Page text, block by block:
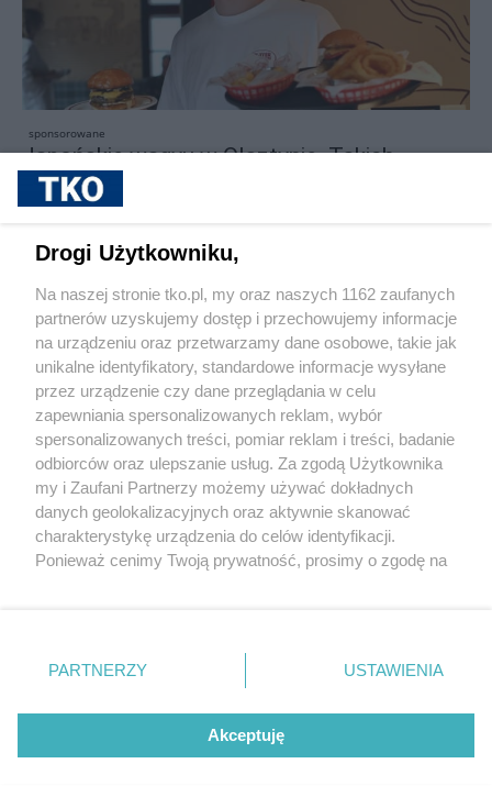
sponsorowane
Japońskie wagyu w Olsztynie. Takich
burgerów nie zjecie nigdzie indziej w mieście
sponsorowane
Jak rozpoznać, że soczewki kontaktowe są
źle dobrane
Drogi Użytkowniku,
Na naszej stronie tko.pl, my oraz naszych 1162 zaufanych
partnerów uzyskujemy dostęp i przechowujemy informacje
na urządzeniu oraz przetwarzamy dane osobowe, takie jak
unikalne identyfikatory, standardowe informacje wysyłane
przez urządzenie czy dane przeglądania w celu
zapewniania spersonalizowanych reklam, wybór
spersonalizowanych treści, pomiar reklam i treści, badanie
odbiorców oraz ulepszanie usług. Za zgodą Użytkownika
my i Zaufani Partnerzy możemy używać dokładnych
danych geolokalizacyjnych oraz aktywnie skanować
charakterystykę urządzenia do celów identyfikacji.
Ponieważ cenimy Twoją prywatność, prosimy o zgodę na
znajdujący się w lewym dolnym rogu strony
. Niektóre
rodzaje przetwarzania danych nie wymagają zgody
użytkownika, ale masz prawo sprzeciwić się takiemu
przetwarzaniu. Preferencje będą miały zastosowania tylko
na tej witrynie.
PARTNERZY USTAWIENIA
Akceptuję